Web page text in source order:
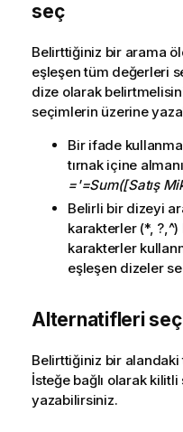
seç
Belirttiğiniz bir arama
eşleşen tüm değerleri
dize olarak
seçimlerin üzerine
Bir ifade
tırnak içine
='=Sum([Satış
Belirli bir dizeyi
karakterler (*, ?,^)
karakterler
eşleşen dizeler
Alternatifleri seç
Belirttiğiniz bir
İsteğe bağlı olarak
yazabilirsiniz.